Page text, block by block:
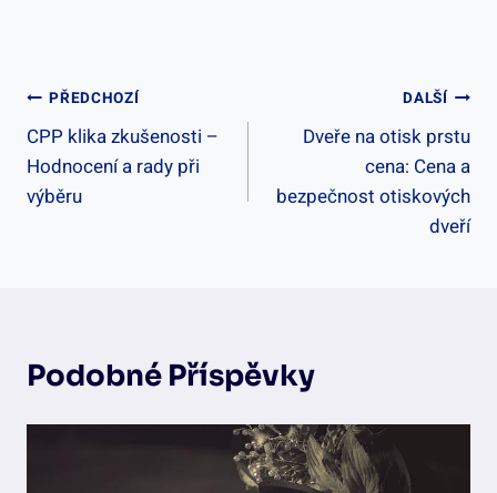
Navigace
Pro
Příspěvek
PŘEDCHOZÍ
CPP klika zkušenosti –
Hodnocení a rady při
výběru
DALŠÍ
Dveře na otisk prstu
cena: Cena a
bezpečnost otiskových
dveří
Podobné Příspěvky